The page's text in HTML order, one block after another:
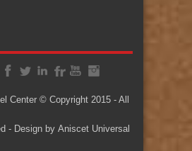
Center © Copyright 2015 - All
- Design by Aniscet Universal